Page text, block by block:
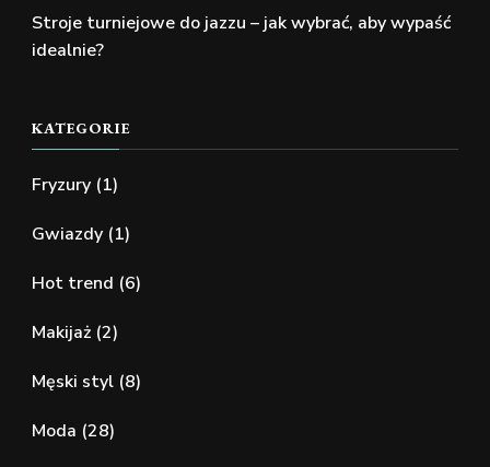
Stroje turniejowe do jazzu – jak wybrać, aby wypaść
idealnie?
KATEGORIE
Fryzury (1)
Gwiazdy (1)
Hot trend (6)
Makijaż (2)
Męski styl (8)
Moda (28)